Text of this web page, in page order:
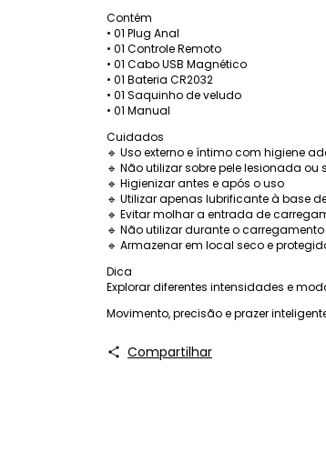
Contém
• 01 Plug Anal
• 01 Controle Remoto
• 01 Cabo USB Magnético
• 01 Bateria CR2032
• 01 Saquinho de veludo
• 01 Manual
Cuidados
🔹 Uso externo e íntimo com higiene
🔹 Não utilizar sobre pele lesionada ou
🔹 Higienizar antes e após o uso
🔹 Utilizar apenas lubrificante à base
🔹 Evitar molhar a entrada de
🔹 Não utilizar durante o carregamento
🔹 Armazenar em local seco e
Dica
Explorar diferentes intensidades e
Movimento, precisão e prazer
Compartilhar